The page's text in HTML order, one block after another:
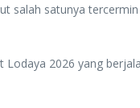
salah satunya
2026 yang